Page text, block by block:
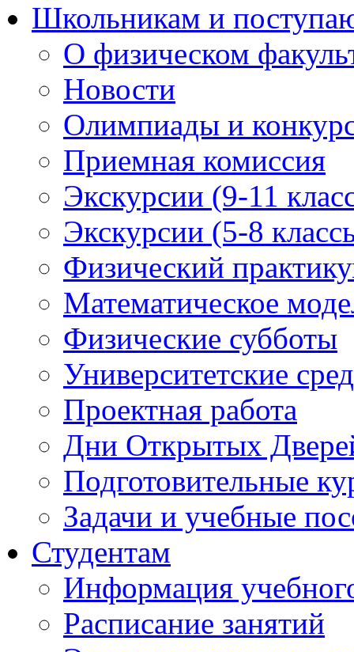
Школьникам и
О физическом
Новости
Олимпиады и
Приемная комиссия
Экскурсии (9-11
Экскурсии (5-8
Физический
Математическое
Физические субботы
Университетские
Проектная работа
Дни Открытых
Подготовительные
Задачи и учебные
Студентам
Информация
Расписание занятий